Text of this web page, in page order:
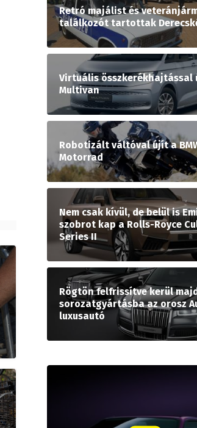
Retró majálist és
találkozót tartottak
Virtuális összkerékhajtással
Multivan
Robotizált váltóval újít a
Motorrad
Nem csak kívül, de belül is
szobrot kap a Rolls-Royce
Series II
Rögtön felfrissítve kerül
sorozatgyártásba az orosz
luxusautó